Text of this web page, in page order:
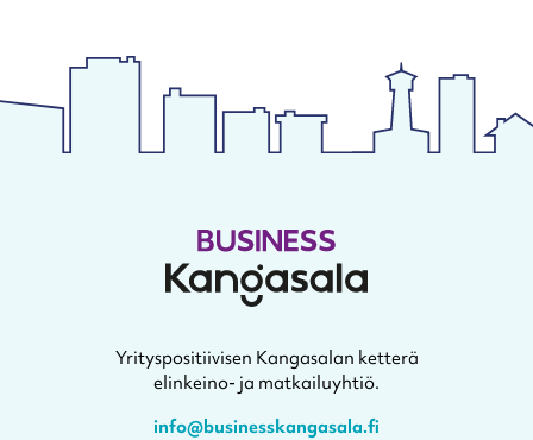
Yrityspositiivisen Kangasalan ketterä
elinkeino- ja matkailuyhtiö.
info@businesskangasala.fi